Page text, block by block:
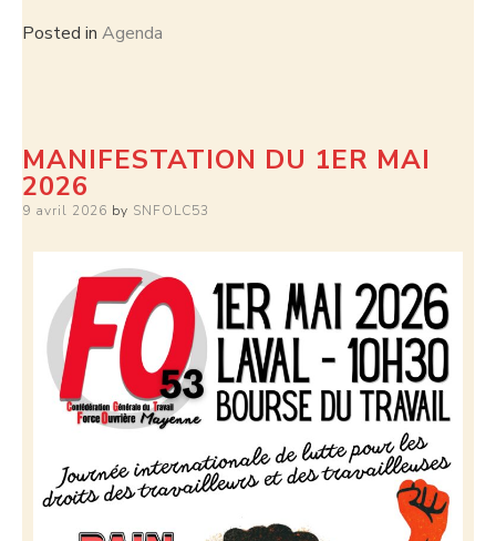
Posted in Agenda
MANIFESTATION DU 1ER MAI
2026
9 avril 2026 by SNFOLC53